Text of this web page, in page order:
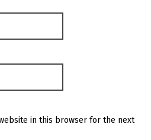
in this browser for the next